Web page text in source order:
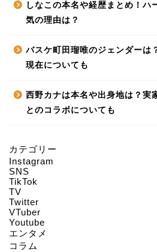
しなこの本名や経歴まとめ！ハ
気の理由は？
バスケ町田瑠唯のジェンダーは
現在についても
西野カナは本名や出身地は？実
とのコラボについても
カテゴリー
Instagram
SNS
TikTok
TV
Twitter
VTuber
Youtube
エンタメ
コラム